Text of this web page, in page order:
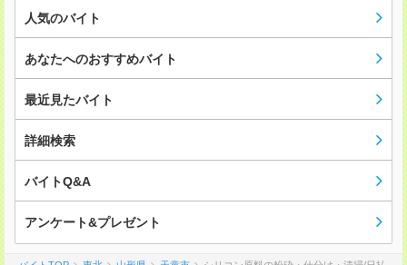
人気のバイト
あなたへのおすすめバイト
最近見たバイト
詳細検索
バイトQ&A
アンケート&プレゼント